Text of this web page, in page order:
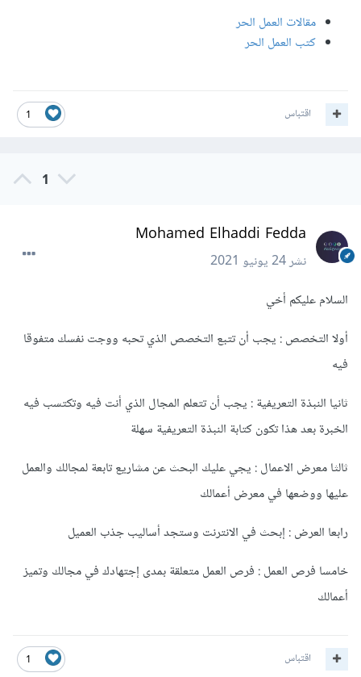
مقالات العمل الحر
كتب العمل الحر
1 اقتباس
1
Mohamed Elhaddi Fedda
نشر24 يونيو 2021
السلام عليكم أخي
أولا التخصص : يجب أن تتبع التخصص الذي تحبه ووجت نفسك متفوقا
فيه
ثانيا النبذة التعريفية : يجب أن تتعلم المجال الذي أنت فيه وتكتسب فيه
الخبرة بعد هذا تكون كتابة النبذة التعريفية سهلة
ثالثا معرض الاعمال : يجي عليك البحث عن مشاريع تابعة لمجالك والعمل
عليها ووضعها في معرض أعمالك
رابعا العرض : إبحث في الانترنت وستجد أساليب جذب العميل
خامسا فرص العمل : فرص العمل متعلقة بمدى إجتهادك في مجالك وتميز
أعمالك
1 اقتباس